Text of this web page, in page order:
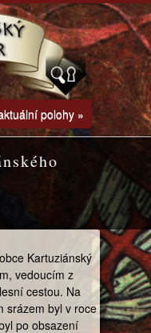
polohy »
Kartuziánský
vedoucím z
cestou. Na
srázem byl v roce
po obsazení